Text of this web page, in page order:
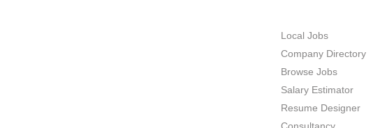
Local Jobs
Company Directory
Browse Jobs
Salary Estimator
Resume Designer